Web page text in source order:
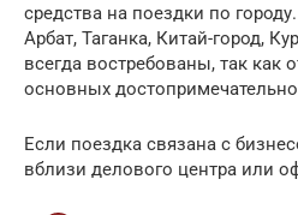
средства на поездки по
Арбат, Таганка, Китай-город,
всегда востребованы, так как
основных
Если поездка связана с
вблизи делового центра или